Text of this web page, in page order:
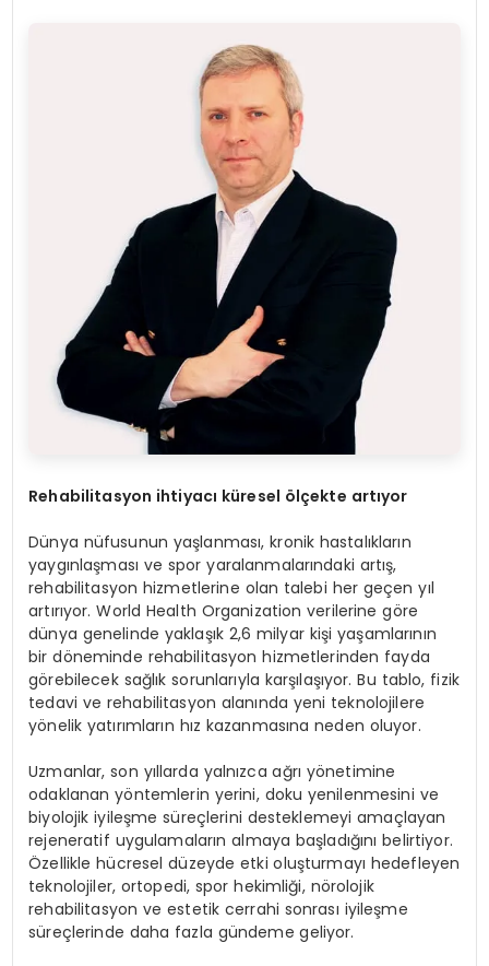
Rehabilitasyon ihtiyacı küresel ölçekte artıyor
Dünya nüfusunun yaşlanması, kronik hastalıkların
yaygınlaşması ve spor yaralanmalarındaki artış,
rehabilitasyon hizmetlerine olan talebi her geçen yıl
artırıyor. World Health Organization verilerine göre
dünya genelinde yaklaşık 2,6 milyar kişi yaşamlarının
bir döneminde rehabilitasyon hizmetlerinden fayda
görebilecek sağlık sorunlarıyla karşılaşıyor. Bu tablo, fizik
tedavi ve rehabilitasyon alanında yeni teknolojilere
yönelik yatırımların hız kazanmasına neden oluyor.
Uzmanlar, son yıllarda yalnızca ağrı yönetimine
odaklanan yöntemlerin yerini, doku yenilenmesini ve
biyolojik iyileşme süreçlerini desteklemeyi amaçlayan
rejeneratif uygulamaların almaya başladığını belirtiyor.
Özellikle hücresel düzeyde etki oluşturmayı hedefleyen
teknolojiler, ortopedi, spor hekimliği, nörolojik
rehabilitasyon ve estetik cerrahi sonrası iyileşme
süreçlerinde daha fazla gündeme geliyor.